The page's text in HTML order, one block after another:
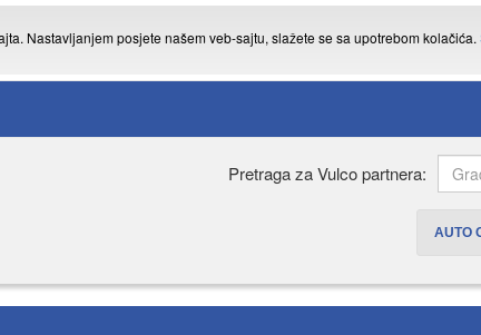
Nastavljanjem posjete našem veb-sajtu, slažete se sa upotrebom kolačića.
Pretraga za Vulco partnera:
AUTO